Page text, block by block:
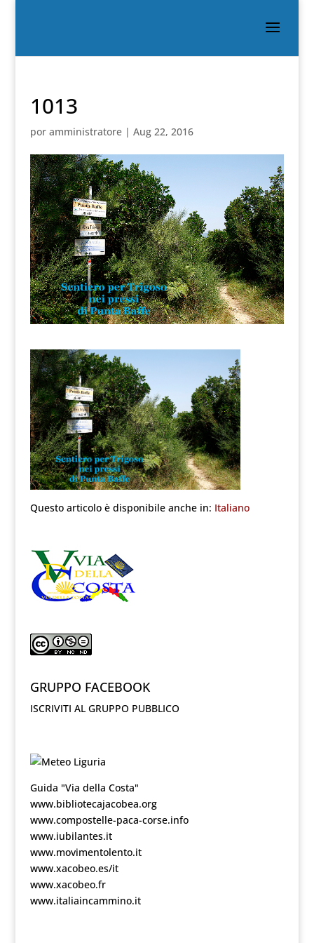
1013
por amministratore| Aug 22, 2016
Questo articolo è disponibile anche in: Italiano
GRUPPO FACEBOOK
ISCRIVITI AL GRUPPO PUBBLICO
Guida "Via della Costa"
www.bibliotecajacobea.org
www.compostelle-paca-corse.info
www.iubilantes.it
www.movimentolento.it
www.xacobeo.es/it
www.xacobeo.fr
www.italiaincammino.it